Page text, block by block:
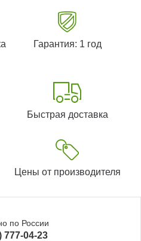
Гарантия: 1 год
Быстрая доставка
Цены от производителя
по России
777-04-23